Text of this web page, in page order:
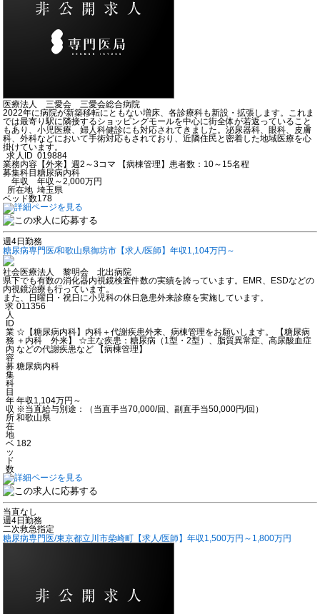
医療法人 三愛会 三愛会総合病院
2022年に病院が新築移転にともない増床、各診療科も新設・拡張します。これま
では最寄り駅に隣接するショッピングモールを中心に街全体が若返っていること
もあり、小児医療、婦人科健診にも対応されてきました。泌尿器科、眼科、皮膚
科、外科などにおいて手術対応もされており、近隣住民と密着した地域医療を心
掛けています。
求人ID 019884
業務内容 【外来】週2～3コマ 【病棟管理】患者数：10～15名程
募集科目糖尿病内科
年収
年収～2,000万円
所在地 埼玉県
ベッド数178
週4日勤務
糖尿病専門医/和歌山県御坊市【求人/医師】年収1,104万円～
社会医療法人 黎明会 北出病院
県下でも有数の消化器内視鏡検査件数の実績を誇っています。EMR、ESDなどの
内視鏡治療も行っています。
また、日曜日・祝日に小児科の休日急患外来診療を実施しています。
求
人
ID
011356
業
務
内
容
☆【糖尿病内科】内科＋代謝疾患外来、病棟管理をお願いします。 【糖尿病
＋内科 外来】 ☆主な疾患：糖尿病（1型・2型）、脂質異常症、高尿酸血症
などの代謝疾患など 【病棟管理】
募
集
科
目
糖尿病内科
年
収
年収1,104万円～
※当直給与別途：（当直手当70,000/回、副直手当50,000円/回）
所
在
地
和歌山県
ベ
ッ
ド
数
182
当直なし
週4日勤務
二次救急指定
糖尿病専門医/東京都立川市柴崎町【求人/医師】年収1,500万円～1,800万円